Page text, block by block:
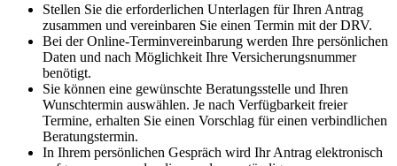
Stellen Sie die erforderlichen Unterlagen für Ihren Antrag
zusammen und vereinbaren Sie einen Termin mit der DRV.
Bei der Online-Terminvereinbarung werden Ihre persönlichen
Daten und nach Möglichkeit Ihre Versicherungsnummer
benötigt.
Sie können eine gewünschte Beratungsstelle und Ihren
Wunschtermin auswählen. Je nach Verfügbarkeit freier
Termine, erhalten Sie einen Vorschlag für einen verbindlichen
Beratungstermin.
In Ihrem persönlichen Gespräch wird Ihr Antrag elektronisch